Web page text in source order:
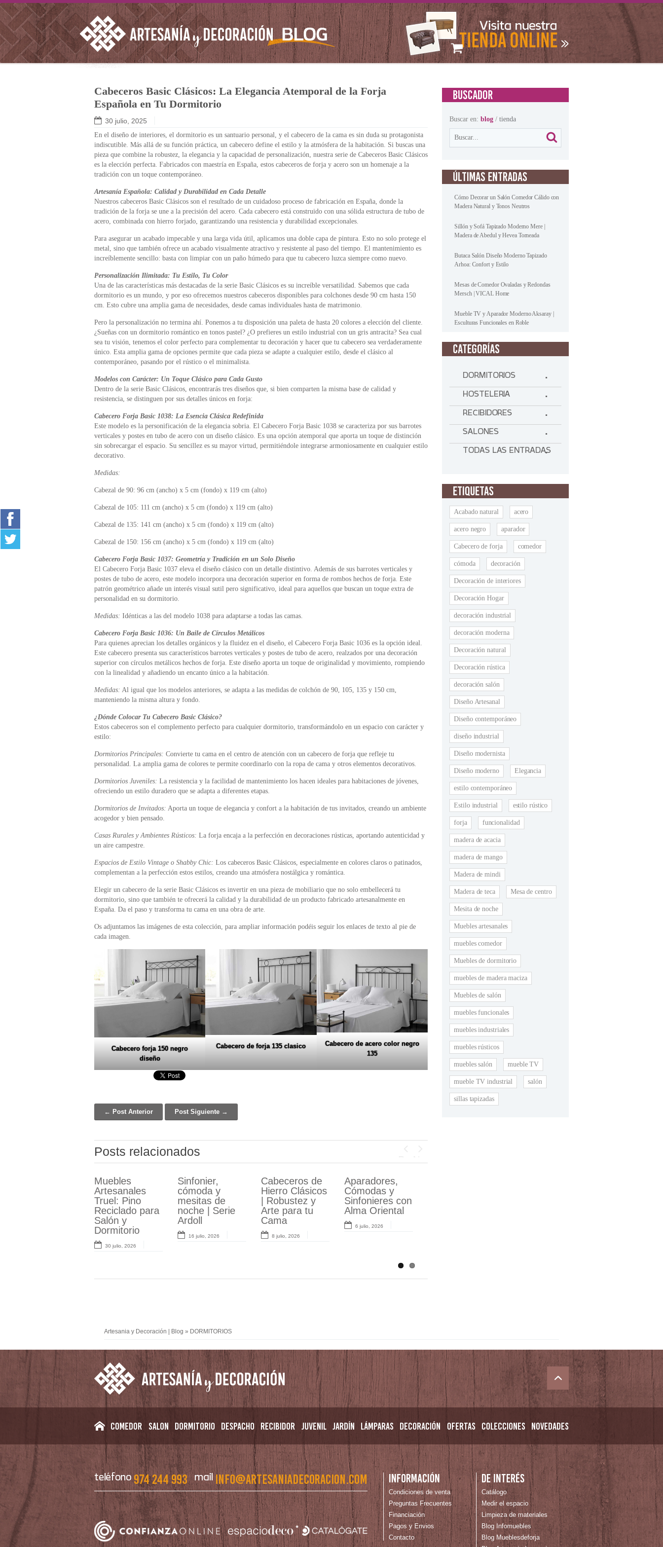
Cabeceros Basic Clásicos: La Elegancia Atemporal de la Forja
Española en Tu Dormitorio
30 julio, 2025
En el diseño de interiores, el dormitorio es un santuario personal, y el cabecero de la cama es sin duda su protagonista
indiscutible. Más allá de su función práctica, un cabecero define el estilo y la atmósfera de la habitación. Si buscas una
pieza que combine la robustez, la elegancia y la capacidad de personalización, nuestra serie de Cabeceros Basic Clásicos
es la elección perfecta. Fabricados con maestría en España, estos cabeceros de forja y acero son un homenaje a la
tradición con un toque contemporáneo.
Artesanía Española: Calidad y Durabilidad en Cada Detalle
Nuestros cabeceros Basic Clásicos son el resultado de un cuidadoso proceso de fabricación en España, donde la
tradición de la forja se une a la precisión del acero. Cada cabecero está construido con una sólida estructura de tubo de
acero, combinada con hierro forjado, garantizando una resistencia y durabilidad excepcionales.
Para asegurar un acabado impecable y una larga vida útil, aplicamos una doble capa de pintura. Esto no solo protege el
metal, sino que también ofrece un acabado visualmente atractivo y resistente al paso del tiempo. El mantenimiento es
increíblemente sencillo: basta con limpiar con un paño húmedo para que tu cabecero luzca siempre como nuevo.
Personalización Ilimitada: Tu Estilo, Tu Color
Una de las características más destacadas de la serie Basic Clásicos es su increíble versatilidad. Sabemos que cada
dormitorio es un mundo, y por eso ofrecemos nuestros cabeceros disponibles para colchones desde 90 cm hasta 150
cm. Esto cubre una amplia gama de necesidades, desde camas individuales hasta de matrimonio.
Pero la personalización no termina ahí. Ponemos a tu disposición una paleta de hasta 20 colores a elección del cliente.
¿Sueñas con un dormitorio romántico en tonos pastel? ¿O prefieres un estilo industrial con un gris antracita? Sea cual
sea tu visión, tenemos el color perfecto para complementar tu decoración y hacer que tu cabecero sea verdaderamente
único. Esta amplia gama de opciones permite que cada pieza se adapte a cualquier estilo, desde el clásico al
contemporáneo, pasando por el rústico o el minimalista.
Modelos con Carácter: Un Toque Clásico para Cada Gusto
Dentro de la serie Basic Clásicos, encontrarás tres diseños que, si bien comparten la misma base de calidad y
resistencia, se distinguen por sus detalles únicos en forja:
Cabecero Forja Basic 1038: La Esencia Clásica Redefinida
Este modelo es la personificación de la elegancia sobria. El Cabecero Forja Basic 1038 se caracteriza por sus barrotes
verticales y postes en tubo de acero con un diseño clásico. Es una opción atemporal que aporta un toque de distinción
sin sobrecargar el espacio. Su sencillez es su mayor virtud, permitiéndole integrarse armoniosamente en cualquier estilo
decorativo.
Medidas:
Cabezal de 90: 96 cm (ancho) x 5 cm (fondo) x 119 cm (alto)
Cabezal de 105: 111 cm (ancho) x 5 cm (fondo) x 119 cm (alto)
Cabezal de 135: 141 cm (ancho) x 5 cm (fondo) x 119 cm (alto)
Cabezal de 150: 156 cm (ancho) x 5 cm (fondo) x 119 cm (alto)
Cabecero Forja Basic 1037: Geometría y Tradición en un Solo Diseño
El Cabecero Forja Basic 1037 eleva el diseño clásico con un detalle distintivo. Además de sus barrotes verticales y
postes de tubo de acero, este modelo incorpora una decoración superior en forma de rombos hechos de forja. Este
patrón geométrico añade un interés visual sutil pero significativo, ideal para aquellos que buscan un toque extra de
personalidad en su dormitorio.
Medidas: Idénticas a las del modelo 1038 para adaptarse a todas las camas.
Cabecero Forja Basic 1036: Un Baile de Círculos Metálicos
Para quienes aprecian los detalles orgánicos y la fluidez en el diseño, el Cabecero Forja Basic 1036 es la opción ideal.
Este cabecero presenta sus característicos barrotes verticales y postes de tubo de acero, realzados por una decoración
superior con círculos metálicos hechos de forja. Este diseño aporta un toque de originalidad y movimiento, rompiendo
con la linealidad y añadiendo un encanto único a la habitación.
Medidas: Al igual que los modelos anteriores, se adapta a las medidas de colchón de 90, 105, 135 y 150 cm,
manteniendo la misma altura y fondo.
¿Dónde Colocar Tu Cabecero Basic Clásico?
Estos cabeceros son el complemento perfecto para cualquier dormitorio, transformándolo en un espacio con carácter y
estilo:
Dormitorios Principales: Convierte tu cama en el centro de atención con un cabecero de forja que refleje tu
personalidad. La amplia gama de colores te permite coordinarlo con la ropa de cama y otros elementos decorativos.
Dormitorios Juveniles: La resistencia y la facilidad de mantenimiento los hacen ideales para habitaciones de jóvenes,
ofreciendo un estilo duradero que se adapta a diferentes etapas.
Dormitorios de Invitados: Aporta un toque de elegancia y confort a la habitación de tus invitados, creando un ambiente
acogedor y bien pensado.
Casas Rurales y Ambientes Rústicos: La forja encaja a la perfección en decoraciones rústicas, aportando autenticidad y
un aire campestre.
Espacios de Estilo Vintage o Shabby Chic: Los cabeceros Basic Clásicos, especialmente en colores claros o patinados,
complementan a la perfección estos estilos, creando una atmósfera nostálgica y romántica.
Elegir un cabecero de la serie Basic Clásicos es invertir en una pieza de mobiliario que no solo embellecerá tu
dormitorio, sino que también te ofrecerá la calidad y la durabilidad de un producto fabricado artesanalmente en
España. Da el paso y transforma tu cama en una obra de arte.
Os adjuntamos las imágenes de esta colección, para ampliar información podéis seguir los enlaces de texto al pie de
cada imagen.
Cabecero forja 150 negro
diseño
Cabecero de forja 135 clasico
Cabecero de acero color negro
135
Post navigation
← Post Anterior Post Siguiente →
Posts relacionados
Muebles
Artesanales
Truel: Pino
Reciclado para
Salón y
Dormitorio
30 julio, 2026
Sinfonier,
cómoda y
mesitas de
noche | Serie
Ardoll
16 julio, 2026
Cabeceros de
Hierro Clásicos
| Robustez y
Arte para tu
Cama
8 julio, 2026
Aparadores,
Cómodas y
Sinfonieres con
Alma Oriental
6 julio, 2026
Conjunto de
Dormitorio
Nórdico
Moderno Serie
Sinclair
Cabeceros de
forja
españoles:
Diseños
clásicos para
todas las
camas
Ilumina tu
Hogar con
Estilo:
Lámparas de
Techo y Pie
Aosta
Ventiladores
Serie Garden:
Estilo Madera y
Eficiencia en
132 cm
BUSCADOR
Buscar en:blog /tienda
ÚLTIMAS ENTRADAS
Cómo Decorar un Salón Comedor Cálido con
Madera Natural y Tonos Neutros
Sillón y Sofá Tapizado Moderno Mere |
Madera de Abedul y Hevea Torneada
Butaca Salón Diseño Moderno Tapizado
Arhoa: Confort y Estilo
Mesas de Comedor Ovaladas y Redondas
Mersch | VICAL Home
Mueble TV y Aparador Moderno Aksaray |
Esculturas Funcionales en Roble
CATEGORÍAS
DORMITORIOS
HOSTELERIA
RECIBIDORES
SALONES
TODAS LAS ENTRADAS
ETIQUETAS
Acabado natural acero
acero negro aparador
Cabecero de forja comedor
cómoda decoración
Decoración de interiores
Decoración Hogar
decoración industrial
decoración moderna
Decoración natural
Decoración rústica
decoración salón
Diseño Artesanal
Diseño contemporáneo
diseño industrial
Diseño modernista
Diseño moderno Elegancia
estilo contemporáneo
Estilo industrial estilo rústico
forja funcionalidad
madera de acacia
madera de mango
Madera de mindi
Madera de teca Mesa de centro
Mesita de noche
Muebles artesanales
muebles comedor
Muebles de dormitorio
muebles de madera maciza
Muebles de salón
muebles funcionales
muebles industriales
muebles rústicos
muebles salón mueble TV
mueble TV industrial salón
sillas tapizadas
Artesania y Decoración | Blog » DORMITORIOS
Comedor Salon Dormitorio Despacho Recibidor Juvenil Jardín Lámparas Decoración Ofertas Colecciones Novedades
teléfono 974 244 993 mail info@artesaniadecoracion.com Información
Condiciones de venta
Preguntas Frecuentes
Financiación
Pagos y Envios
Contacto
De interés
Catálogo
Medir el espacio
Limpieza de materiales
Blog Infomuebles
Blog Mueblesdeforja